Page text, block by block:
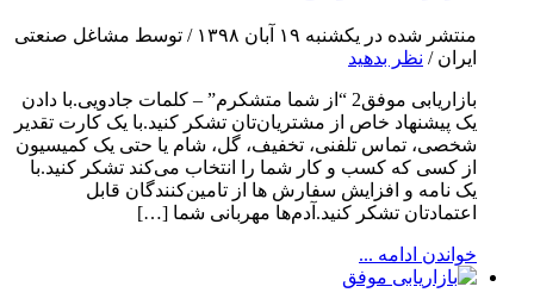
منتشر شده در یکشنبه ۱۹ آبان ۱۳۹۸ / توسط مشاغل صنعتی
ایران / نظر بدهید
بازاریابی موفق2 “از شما متشکرم” – کلمات جادویی.با دادن
یک پیشنهاد خاص از مشتریان‌تان تشکر کنید.با یک کارت تقدیر
شخصی، تماس تلفنی، تخفیف، گل، شام یا حتی یک کمیسیون
از کسی که کسب و کار شما را انتخاب می‌کند تشکر کنید.با
یک نامه و افزایش سفارش ها از تامین‌کنندگان‌ قابل
اعتمادتان تشکر کنید.آدم‌ها مهربانی شما […]
خواندن ادامه ...